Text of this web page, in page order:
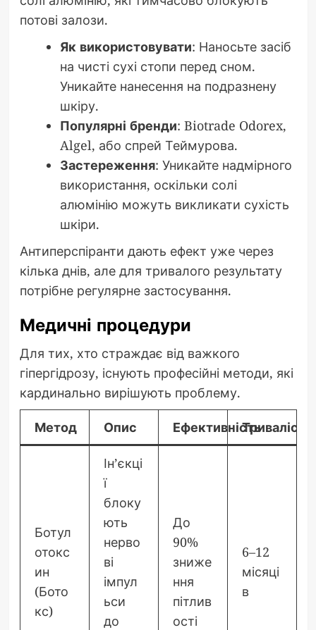
потові залози.
Як використовувати: Наносьте засіб
на чисті сухі стопи перед сном.
Уникайте нанесення на подразнену
шкіру.
Популярні бренди: Biotrade Odorex,
Algel, або спрей Теймурова.
Застереження: Уникайте надмірного
використання, оскільки солі
алюмінію можуть викликати сухість
шкіри.
Антиперспіранти дають ефект уже через
кілька днів, але для тривалого результату
потрібне регулярне застосування.
Медичні процедури
Для тих, хто страждає від важкого
гіпергідрозу, існують професійні методи, які
кардинально вирішують проблему.
Метод Опис Ефективність
Ботул
отокс
ин
(Бото
кс)
Ін’єкці
ї
блоку
ють
нерво
ві
імпул
ьси
до
До
90%
зниже
ння
пітлив
ості
6–12
місяці
в